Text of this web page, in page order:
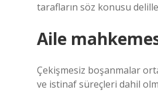
tarafların söz konusu
Aile
Çekişmesiz boşanmalar
ve istinaf süreçleri dahil